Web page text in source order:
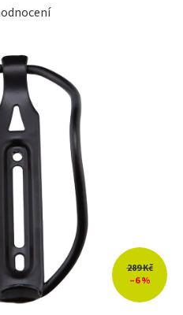
289 Kč
–6 %